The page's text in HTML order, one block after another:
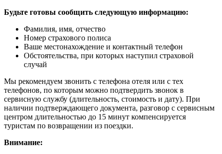
Будьте готовы сообщить следующую информацию:
Фамилия, имя, отчество
Номер страхового полиса
Ваше местонахождение и контактный телефон
Обстоятельства, при которых наступил страховой
случай
Мы рекомендуем звонить с телефона отеля или с тех
телефонов, по которым можно подтвердить звонок в
сервисную службу (длительность, стоимость и дату). При
наличии подтверждающего документа, разговор с сервисным
центром длительностью до 15 минут компенсируется
туристам по возвращении из поездки.
Внимание: